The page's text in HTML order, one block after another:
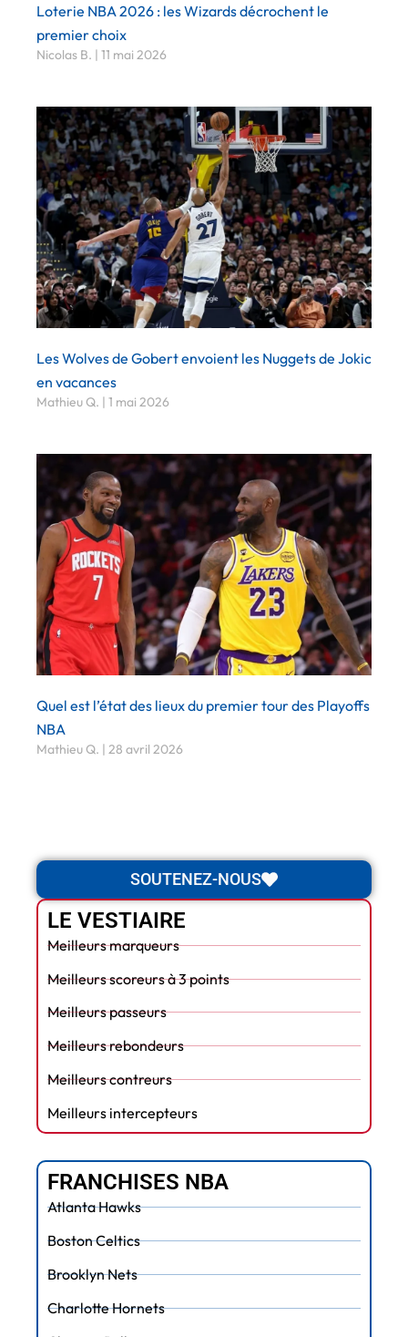
Loterie NBA 2026 : les Wizards décrochent le
premier choix
Nicolas B. 11 mai 2026
Les Wolves de Gobert envoient les Nuggets de Jokic
en vacances
Mathieu Q. 1 mai 2026
Quel est l’état des lieux du premier tour des Playoffs
NBA
Mathieu Q. 28 avril 2026
SOUTENEZ-NOUS
LE VESTIAIRE
Meilleurs marqueurs
Meilleurs scoreurs à 3 points
Meilleurs passeurs
Meilleurs rebondeurs
Meilleurs contreurs
Meilleurs intercepteurs
FRANCHISES NBA
Atlanta Hawks
Boston Celtics
Brooklyn Nets
Charlotte Hornets